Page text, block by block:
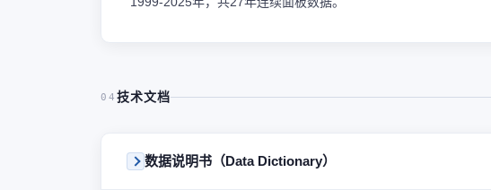
04 技术文档
数据说明书（Data Dictionary）